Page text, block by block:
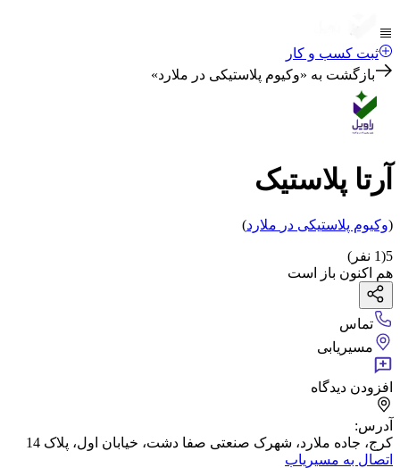
ثبت کسب و کار
بازگشت به «وکیوم پلاستیکی در ملارد»
آرتا پلاستیک
(وکیوم پلاستیکی در ملارد)
5
(
1 نفر)
هم اکنون باز است
تماس
مسیریابی
افزودن دیدگاه
آدرس:
کرج، جاده ملارد، شهرک صنعتی صفا دشت، خیابان اول، پلاک 14
اتصال به مسیریاب